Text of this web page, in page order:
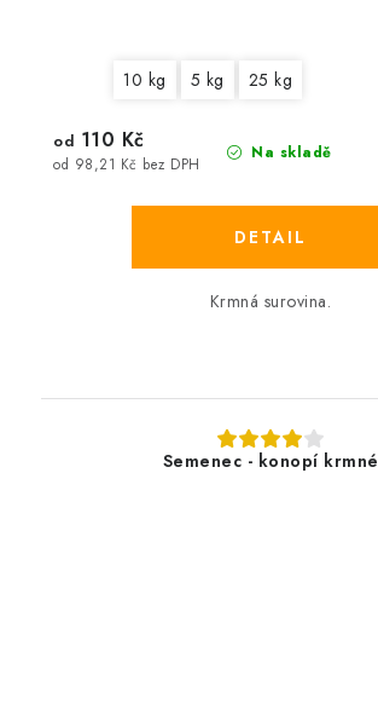
10 kg 5 kg 25 kg
Na skladě
od 98,21 Kč bez DPH
od 110 Kč
Krmná surovina.
Semenec - konopí krmné